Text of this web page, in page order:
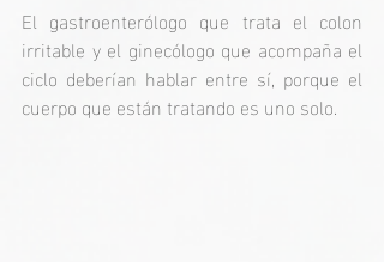
El gastroenterólogo que trata el colon
irritable y el ginecólogo que acompaña el
ciclo deberían hablar entre sí, porque el
cuerpo que están tratando es uno solo.